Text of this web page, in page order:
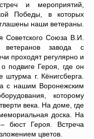
и мероприятий,
Победы, в которых
наши ветераны.
Союза В.И.
ветеранов завода с
проходят регулярно и
подвиге Героя, где он
г. Кёнигсберга.
с нашим Воронежским
которому
века. На доме, где
доска. На
бюст Героя. Встреча
цветов.